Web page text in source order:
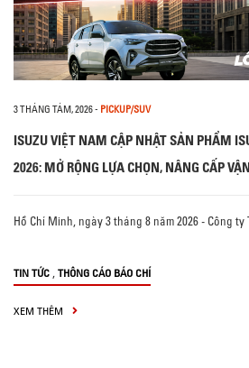
3 THÁNG TÁM, 2026- PICKUP/SUV
ISUZU VIỆT NAM CẬP NHẬT SẢN PHẨM
2026: MỞ RỘNG LỰA CHỌN, NÂNG CẤP
Hồ Chí Minh, ngày 3 tháng 8 năm 2026 - Công
TIN TỨC , THÔNG CÁO BÁO CHÍ
XEM THÊM